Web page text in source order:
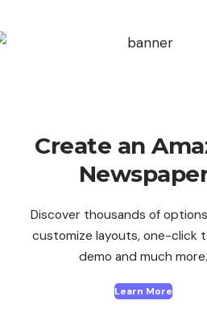
Create an
Discover thousands of
customize layouts, one-click
demo and much more.
Learn More